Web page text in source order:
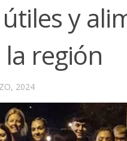
y
región
2024